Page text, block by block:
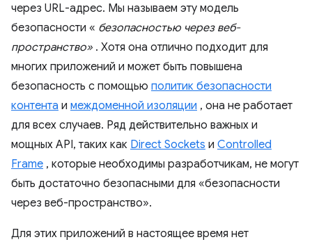
через URL-адрес. Мы называем эту модель
безопасности « безопасностью через веб-
пространство» . Хотя она отлично подходит для
многих приложений и может быть повышена
безопасность с помощью политик безопасности
контента и междоменной изоляции , она не работает
для всех случаев. Ряд действительно важных и
мощных API, таких как Direct Sockets и Controlled
Frame , которые необходимы разработчикам, не могут
быть достаточно безопасными для «безопасности
через веб-пространство».
Для этих приложений в настоящее время нет